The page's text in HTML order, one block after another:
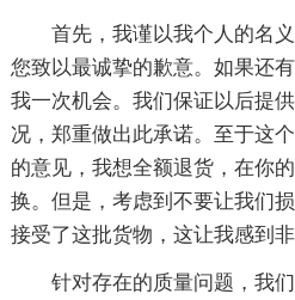
首先，我谨以我个人的名
您致以最诚挚的歉意。如果还
我一次机会。我们保证以后提
况，郑重做出此承诺。至于这
的意见，我想全额退货，在你
换。但是，考虑到不要让我们
接受了这批货物，这让我感到非
针对存在的质量问题，我